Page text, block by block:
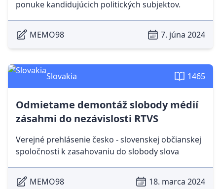
ponuke kandidujúcich politických subjektov.
MEMO98 7. júna 2024
Slovakia 1465
Odmietame demontáž slobody médií
zásahmi do nezávislosti RTVS
Verejné prehlásenie česko - slovenskej občianskej
spoločnosti k zasahovaniu do slobody slova
MEMO98 18. marca 2024